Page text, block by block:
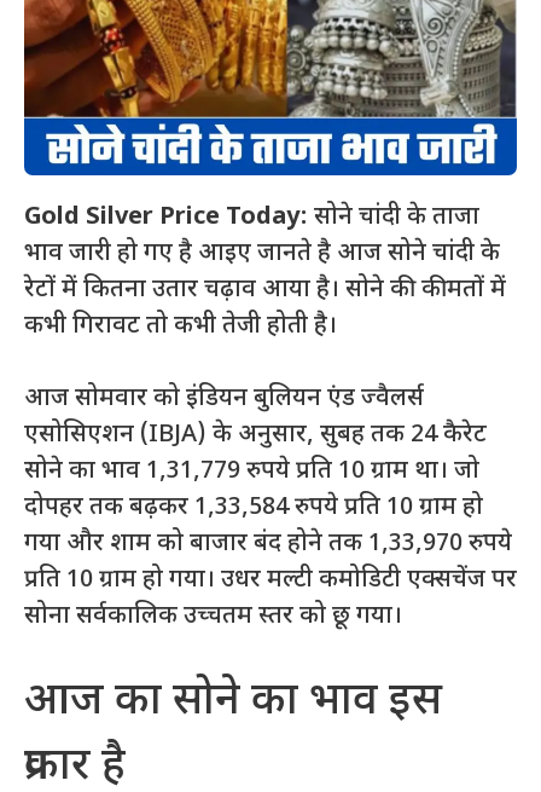
Gold Silver Price Today: सोने चांदी के ताजा
भाव जारी हो गए है आइए जानते है आज सोने चांदी के
रेटों में कितना उतार चढ़ाव आया है। सोने की कीमतों में
कभी गिरावट तो कभी तेजी होती है।
आज सोमवार को इंडियन बुलियन एंड ज्वैलर्स
एसोसिएशन (IBJA) के अनुसार, सुबह तक 24 कैरेट
सोने का भाव 1,31,779 रुपये प्रति 10 ग्राम था। जो
दोपहर तक बढ़कर 1,33,584 रुपये प्रति 10 ग्राम हो
गया और शाम को बाजार बंद होने तक 1,33,970 रुपये
प्रति 10 ग्राम हो गया। उधर मल्टी कमोडिटी एक्सचेंज पर
सोना सर्वकालिक उच्चतम स्तर को छू गया।
आज का सोने का भाव इस
प्रकार है